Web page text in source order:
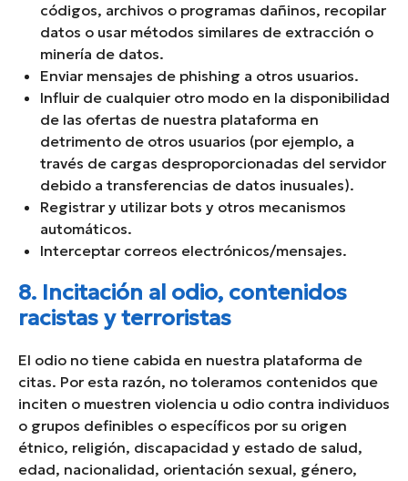
códigos, archivos o programas dañinos, recopilar
datos o usar métodos similares de extracción o
minería de datos.
Enviar mensajes de phishing a otros usuarios.
Influir de cualquier otro modo en la disponibilidad
de las ofertas de nuestra plataforma en
detrimento de otros usuarios (por ejemplo, a
través de cargas desproporcionadas del servidor
debido a transferencias de datos inusuales).
Registrar y utilizar bots y otros mecanismos
automáticos.
Interceptar correos electrónicos/mensajes.
8. Incitación al odio, contenidos
racistas y terroristas
El odio no tiene cabida en nuestra plataforma de
citas. Por esta razón, no toleramos contenidos que
inciten o muestren violencia u odio contra individuos
o grupos definibles o específicos por su origen
étnico, religión, discapacidad y estado de salud,
edad, nacionalidad, orientación sexual, género,